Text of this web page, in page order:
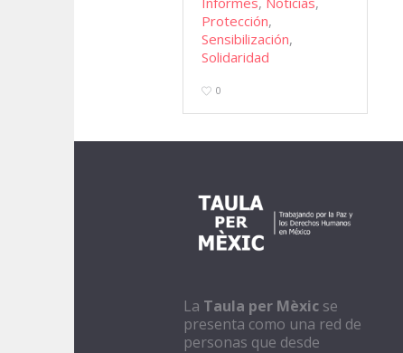
Protección,
Sensibilización,
Solidaridad
0
La Taula per Mèxicse
presenta como una red de
personas que desde